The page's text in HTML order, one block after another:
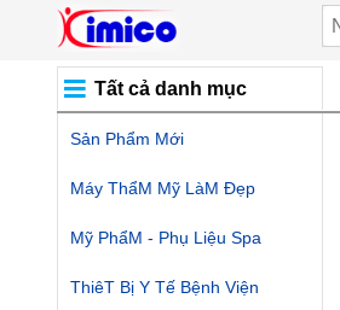
Tất cả danh mục
Sản Phẩm Mới
Máy ThẩM Mỹ LàM Đẹp
Mỹ PhẩM - Phụ Liệu Spa
ThiêT Bị Y Tế Bệnh Viện